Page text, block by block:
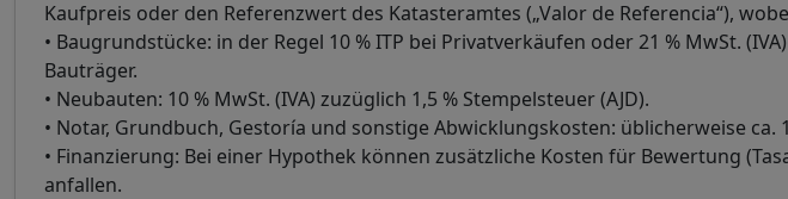
Kaufpreis oder den Referenzwert des Katasteramtes („Valor de Referencia“),
• Baugrundstücke: in der Regel 10 % ITP bei Privatverkäufen oder 21 % MwSt.
Bauträger.
• Neubauten: 10 % MwSt. (IVA) zuzüglich 1,5 % Stempelsteuer (AJD).
• Notar, Grundbuch, Gestoría und sonstige Abwicklungskosten: üblicherweise ca.
• Finanzierung: Bei einer Hypothek können zusätzliche Kosten für Bewertung
anfallen.